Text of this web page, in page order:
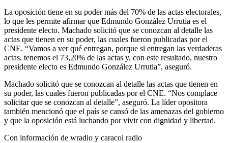
La oposición tiene en su poder más del 70% de las actas electorales,
lo que les permite afirmar que Edmundo González Urrutia es el
presidente electo. Machado solicitó que se conozcan al detalle las
actas que tienen en su poder, las cuales fueron publicadas por el
CNE. “Vamos a ver qué entregan, porque si entregan las verdaderas
actas, tenemos el 73,20% de las actas y, con este resultado, nuestro
presidente electo es Edmundo González Urrutia”, aseguró.
Machado solicitó que se conozcan al detalle las actas que tienen en
su poder, las cuales fueron publicadas por el CNE. “Nos complace
solicitar que se conozcan al detalle”, aseguró. La líder opositora
también mencionó que el país se cansó de las amenazas del gobierno
y que la oposición está luchando por vivir con dignidad y libertad.
Con información de wradio y caracol radio